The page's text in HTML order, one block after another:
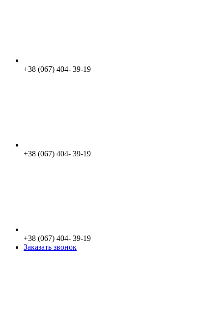
+38 (067) 404- 39-19
+38 (067) 404- 39-19
+38 (067) 404- 39-19
Заказать звонок